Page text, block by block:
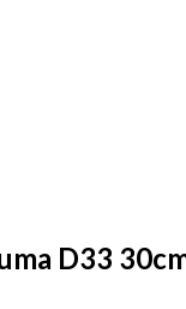
D33